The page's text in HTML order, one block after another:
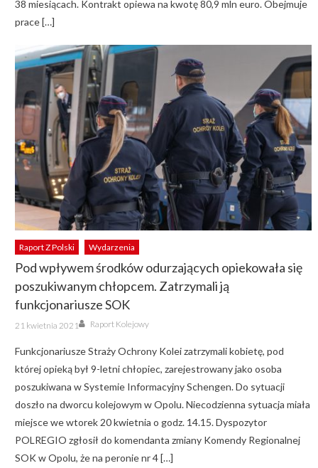
38 miesiącach. Kontrakt opiewa na kwotę 80,9 mln euro. Obejmuje
prace […]
Raport Z Polski Wydarzenia
Pod wpływem środków odurzających opiekowała się
poszukiwanym chłopcem. Zatrzymali ją
funkcjonariusze SOK
Posted
on
21 kwietnia 2021 Author
Raport Kolejowy
Funkcjonariusze Straży Ochrony Kolei zatrzymali kobietę, pod
której opieką był 9-letni chłopiec, zarejestrowany jako osoba
poszukiwana w Systemie Informacyjny Schengen. Do sytuacji
doszło na dworcu kolejowym w Opolu. Niecodzienna sytuacja miała
miejsce we wtorek 20 kwietnia o godz. 14.15. Dyspozytor
POLREGIO zgłosił do komendanta zmiany Komendy Regionalnej
SOK w Opolu, że na peronie nr 4 […]